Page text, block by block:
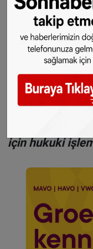
WhatsAppta
Hollanda ve
seçtiğimiz
gelsin!Abone
Sitemizde
hakkı
kaynak olarak
için hukuki